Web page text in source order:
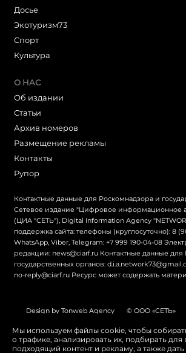
Досье
Экотуризм73
Cпорт
Культура
О НАС
Об издании
Статьи
Архив номеров
Размещение рекламы
Контакты
Рупор
Контактные данные для Роскомнадзора и
Сетевое издание "Цифровое информационное
(ЦИА "СЕТЬ"), Digital Information Agency
поддержка сайта: телефоны (круглосуточно): 8
WhatsApp, Viber, Telegram: +7 999 190-04-08
редакции: news@ciarf.ru Контактные данные
государственных органов:
no-reply@ciarf.ru Ресурс может содержать
Design by Tonweb Agency © ООО «СЕТЬ»
Политика конфиденциальности Карта
Switch to English
Мы используем файлы cookie, чтобы
о трафике, анализировать их, подбирать для
подходящий контент и рекламу, а также дать